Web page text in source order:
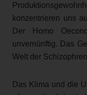
konzentrieren uns
Der Homo
unvernünftig. Das
Welt der
Das Klima und die